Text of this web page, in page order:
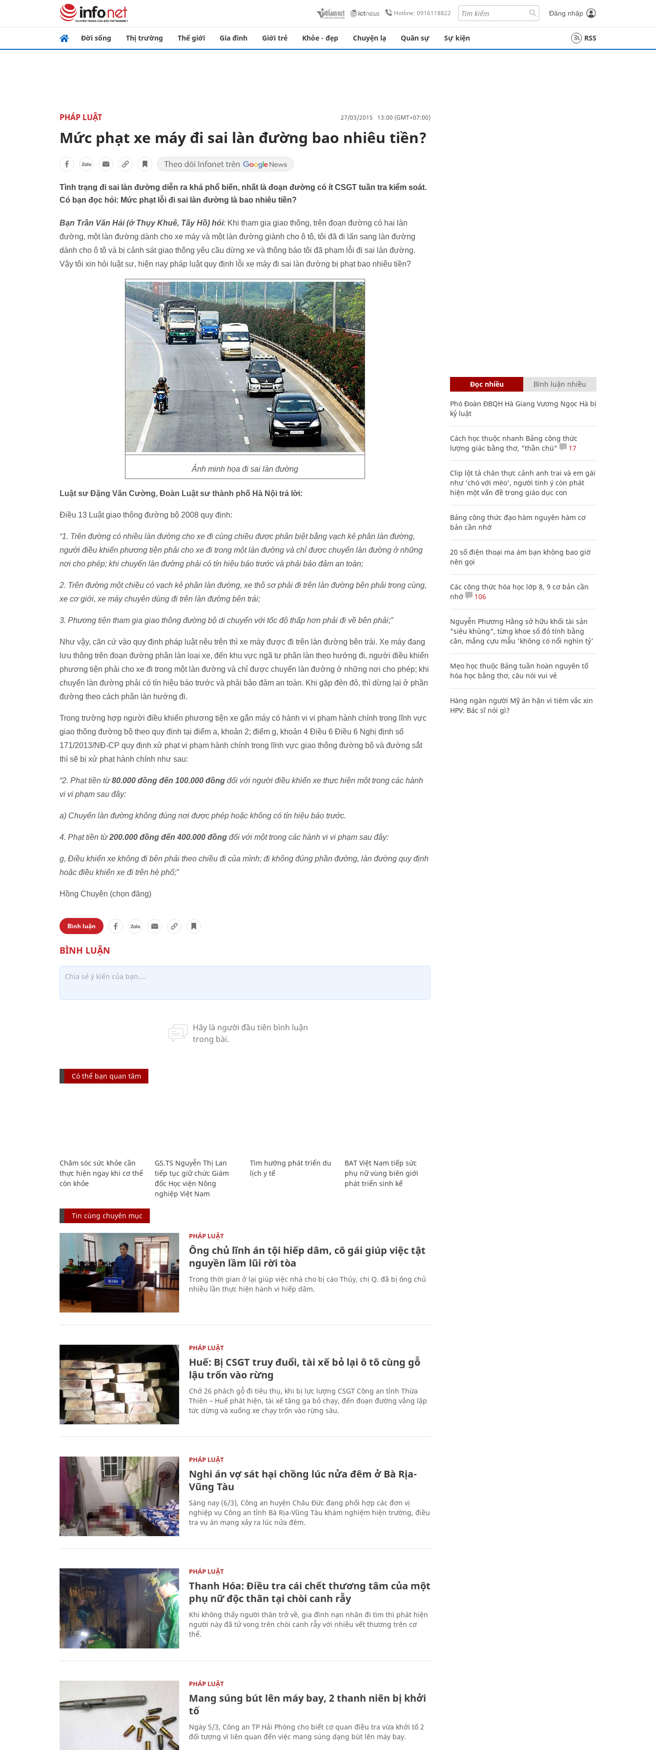
Hotline: 0916118822 Đăng nhập
Đời sống Thị trường Thế giới Gia đình Giới trẻ Khỏe - đẹp Chuyện lạ Quân sự Sự kiện RSS
PHÁP LUẬT 27/03/2015 13:00 (GMT+07:00)
Mức phạt xe máy đi sai làn đường bao nhiêu tiền?
Tình trạng đi sai làn đường diễn ra khá phổ biến, nhất là đoạn đường có ít CSGT tuần tra kiểm soát.
Có bạn đọc hỏi: Mức phạt lỗi đi sai làn đường là bao nhiêu tiền?
Bạn Trần Văn Hải (ở Thụy Khuê, Tây Hồ) hỏi: Khi tham gia giao thông, trên đoạn đường có hai làn
đường, một làn đường dành cho xe máy và một làn đường giành cho ô tô, tôi đã đi lấn sang làn đường
dành cho ô tô và bị cảnh sát giao thông yêu cầu dừng xe và thông báo tôi đã phạm lỗi đi sai làn đường.
Vậy tôi xin hỏi luật sư, hiện nay pháp luật quy định lỗi xe máy đi sai làn đường bị phạt bao nhiêu tiền?
Ảnh minh họa đi sai làn đường
Luật sư Đặng Văn Cường, Đoàn Luật sư thành phố Hà Nội trả lời:
Điều 13 Luật giao thông đường bộ 2008 quy định:
“1. Trên đường có nhiều làn đường cho xe đi cùng chiều được phân biệt bằng vạch kẻ phân làn đường,
người điều khiển phương tiện phải cho xe đi trong một làn đường và chỉ được chuyển làn đường ở những
nơi cho phép; khi chuyển làn đường phải có tín hiệu báo trước và phải bảo đảm an toàn;
2. Trên đường một chiều có vạch kẻ phân làn đường, xe thô sơ phải đi trên làn đường bên phải trong cùng,
xe cơ giới, xe máy chuyên dùng đi trên làn đường bên trái;
3. Phương tiện tham gia giao thông đường bộ di chuyển với tốc độ thấp hơn phải đi về bên phải;”
Như vậy, căn cứ vào quy định pháp luật nêu trên thì xe máy được đi trên làn đường bên trái. Xe máy đang
lưu thông trên đoạn đường phân làn loại xe, đến khu vực ngã tư phân làn theo hướng đi, người điều khiển
phương tiện phải cho xe đi trong một làn đường và chỉ được chuyển làn đường ở những nơi cho phép; khi
chuyển làn đường phải có tín hiệu báo trước và phải bảo đảm an toàn. Khi gặp đèn đỏ, thì dừng lại ở phần
đường theo cách phân làn hướng đi.
Trong trường hợp người điều khiển phương tiện xe gắn máy có hành vi vi phạm hành chính trong lĩnh vực
giao thông đường bộ theo quy định tại điểm a, khoản 2; điểm g, khoản 4 Điều 6 Điều 6 Nghị định số
171/2013/NĐ-CP quy định xử phạt vi phạm hành chính trong lĩnh vực giao thông đường bộ và đường sắt
thì sẽ bị xử phạt hành chính như sau:
“2. Phạt tiền từ80.000 đồng đến 100.000 đồng đối với người điều khiển xe thực hiện một trong các hành
vi vi phạm sau đây:
a) Chuyển làn đường không đúng nơi được phép hoặc không có tín hiệu báo trước.
4. Phạt tiền từ200.000 đồng đến 400.000 đồng đối với một trong các hành vi vi phạm sau đây:
g, Điều khiển xe không đi bên phải theo chiều đi của mình; đi không đúng phần đường, làn đường quy định
hoặc điều khiển xe đi trên hè phố;”
Hồng Chuyên (chọn đăng)
Bình luận
Có thể bạn quan tâm
Chăm sóc sức khỏe cần
thực hiện ngay khi cơ thể
còn khỏe
GS.TS Nguyễn Thị Lan
tiếp tục giữ chức Giám
đốc Học viện Nông
nghiệp Việt Nam
Tìm hướng phát triển du
lịch y tế
BAT Việt Nam tiếp sức
phụ nữ vùng biên giới
phát triển sinh kế
Tin cùng chuyên mục
PHÁP LUẬT
Ông chủ lĩnh án tội hiếp dâm, cô gái giúp việc tật
nguyền lầm lũi rời tòa
Trong thời gian ở lại giúp việc nhà cho bị cáo Thủy, chị Q. đã bị ông chủ
nhiều lần thực hiện hành vi hiếp dâm.
PHÁP LUẬT
Huế: Bị CSGT truy đuổi, tài xế bỏ lại ô tô cùng gỗ
lậu trốn vào rừng
Chở 26 phách gỗ đi tiêu thụ, khi bị lực lượng CSGT Công an tỉnh Thừa
Thiên – Huế phát hiện, tài xế tăng ga bỏ chạy, đến đoạn đường vắng lập
tức dừng và xuống xe chạy trốn vào rừng sâu.
PHÁP LUẬT
Nghi án vợ sát hại chồng lúc nửa đêm ở Bà Rịa-
Vũng Tàu
Sáng nay (6/3), Công an huyện Châu Đức đang phối hợp các đơn vị
nghiệp vụ Công an tỉnh Bà Rịa-Vũng Tàu khám nghiệm hiện trường, điều
tra vụ án mạng xảy ra lúc nửa đêm.
PHÁP LUẬT
Thanh Hóa: Điều tra cái chết thương tâm của một
phụ nữ độc thân tại chòi canh rẫy
Khi không thấy người thân trở về, gia đình nạn nhân đi tìm thì phát hiện
người này đã tử vong trên chòi canh rẫy với nhiều vết thương trên cơ
thể.
PHÁP LUẬT
Mang súng bút lên máy bay, 2 thanh niên bị khởi
tố
Ngày 5/3, Công an TP Hải Phòng cho biết cơ quan điều tra vừa khởi tố 2
đối tượng vì liên quan đến việc mang súng dạng bút lên máy bay.
Đọc nhiều Bình luận nhiều
Phó Đoàn ĐBQH Hà Giang Vương Ngọc Hà bị
kỷ luật
Cách học thuộc nhanh Bảng công thức
lượng giác bằng thơ, "thần chú"
17
Clip lột tả chân thực cảnh anh trai và em gái
như 'chó với mèo', người tinh ý còn phát
hiện một vấn đề trong giáo dục con
Bảng công thức đạo hàm nguyên hàm cơ
bản cần nhớ
20 số điện thoại ma ám bạn không bao giờ
nên gọi
Các công thức hóa học lớp 8, 9 cơ bản cần
nhớ
106
Nguyễn Phương Hằng sở hữu khối tài sản
"siêu khủng", từng khoe sổ đỏ tính bằng
cân, mắng cựu mẫu 'không có nổi nghìn tỷ'
Mẹo học thuộc Bảng tuần hoàn nguyên tố
hóa học bằng thơ, câu nói vui vẻ
Hàng ngàn người Mỹ ân hận vì tiêm vắc xin
HPV: Bác sĩ nói gì?